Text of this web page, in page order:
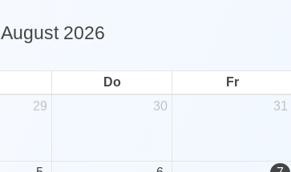
August 2026
Do Fr
29 30 31